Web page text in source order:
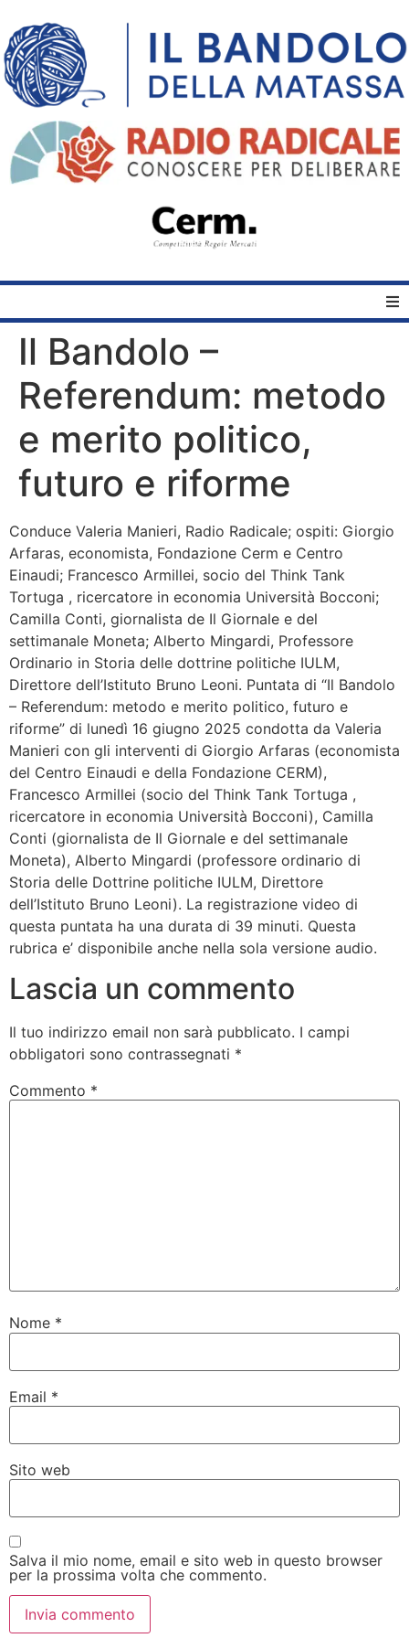
Quelli del Bandolo
Bandolo
Connessioni
Fondazione CERM
Fondazione CERM – Idee
Il Bandolo –
Referendum: metodo
e merito politico,
futuro e riforme
Conduce Valeria Manieri, Radio Radicale; ospiti: Giorgio
Arfaras, economista, Fondazione Cerm e Centro
Einaudi; Francesco Armillei, socio del Think Tank
Tortuga , ricercatore in economia Università Bocconi;
Camilla Conti, giornalista de Il Giornale e del
settimanale Moneta; Alberto Mingardi, Professore
Ordinario in Storia delle dottrine politiche IULM,
Direttore dell’Istituto Bruno Leoni. Puntata di “Il Bandolo
– Referendum: metodo e merito politico, futuro e
riforme” di lunedì 16 giugno 2025 condotta da Valeria
Manieri con gli interventi di Giorgio Arfaras (economista
del Centro Einaudi e della Fondazione CERM),
Francesco Armillei (socio del Think Tank Tortuga ,
ricercatore in economia Università Bocconi), Camilla
Conti (giornalista de Il Giornale e del settimanale
Moneta), Alberto Mingardi (professore ordinario di
Storia delle Dottrine politiche IULM, Direttore
dell’Istituto Bruno Leoni). La registrazione video di
questa puntata ha una durata di 39 minuti. Questa
rubrica e’ disponibile anche nella sola versione audio.
Lascia un commento
Il tuo indirizzo email non sarà pubblicato. I campi
obbligatori sono contrassegnati *
Commento *
Nome *
Email *
Sito web
Salva il mio nome, email e sito web in questo browser
per la prossima volta che commento.